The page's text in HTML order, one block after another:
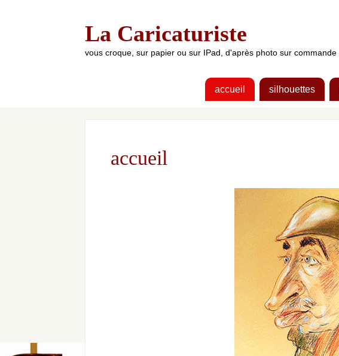
La Caricaturiste
vous croque, sur papier ou sur IPad, d'après photo sur commande
accueil silhouettes
accueil